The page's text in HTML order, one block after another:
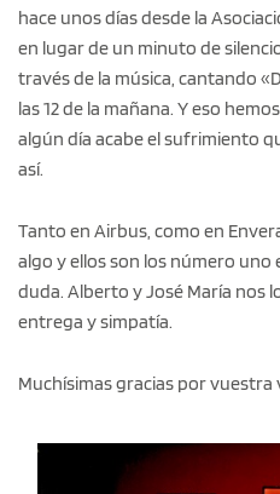
hace unos días desde la
en lugar de un minuto de
través de la música, cantando
las 12 de la mañana. Y eso
algún día acabe el sufrimiento
así.
Tanto en Airbus, como en
algo y ellos son los número uno
duda. Alberto y José María nos
entrega y simpatía.
Muchísimas gracias por